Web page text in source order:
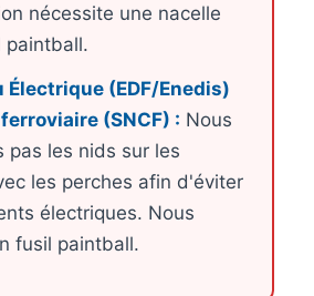
nécessite une nacelle
paintball.
Électrique (EDF/Enedis)
(SNCF) : Nous
pas les nids sur les
les perches afin d'éviter
électriques. Nous
fusil paintball.